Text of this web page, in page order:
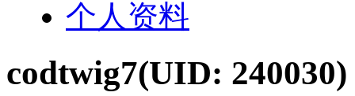
个人资料
codtwig7(UID: 240030)